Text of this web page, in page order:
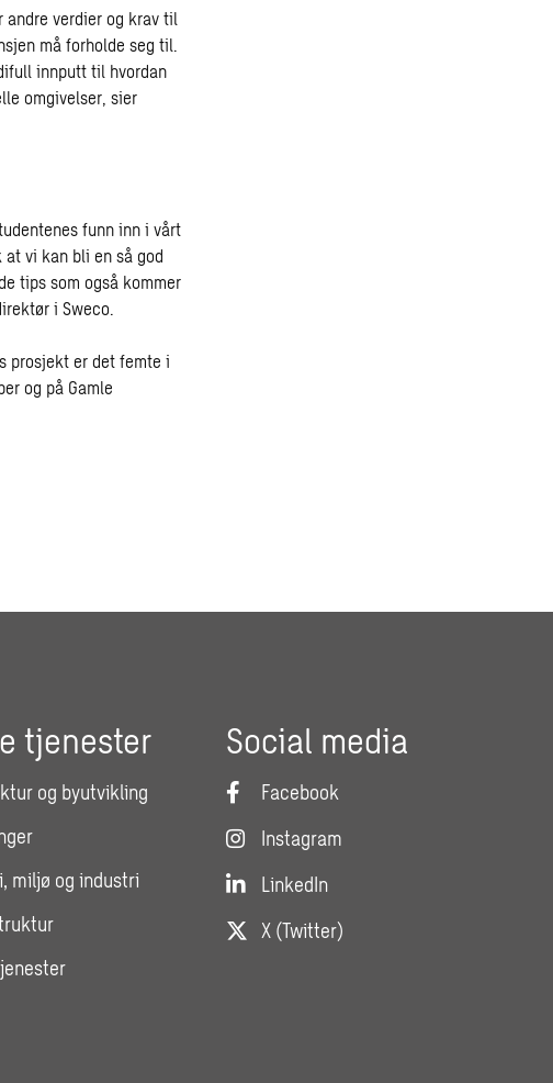
andre verdier og krav til
må forholde seg til.
innputt til hvordan
omgivelser, sier
funn inn i vårt
vi kan bli en så god
tips som også kommer
i Sweco.
prosjekt er det femte i
og på Gamle
tjenester
og byutvikling
miljø og industri
Social media
Facebook
Instagram
LinkedIn
X (Twitter)